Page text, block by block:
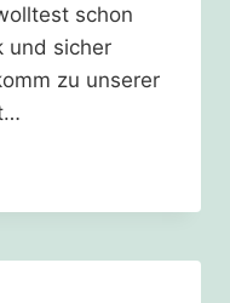
schon
und sicher
zu unserer